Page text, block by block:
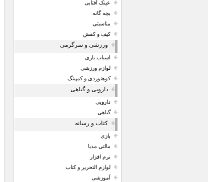
عینک آفتابی
بچه گانه
مناسبتی
کیف و کفش
ورزشی و سرگرمی
اسباب بازی
لوازم ورزشی
کوهنوردی و کمپینگ
دارویی و گیاهی
دارویی
گیاهی
کتاب و رسانه
بازی
مالتی مدیا
نرم افزار
لوازم التحریر و کتاب
آموزشی